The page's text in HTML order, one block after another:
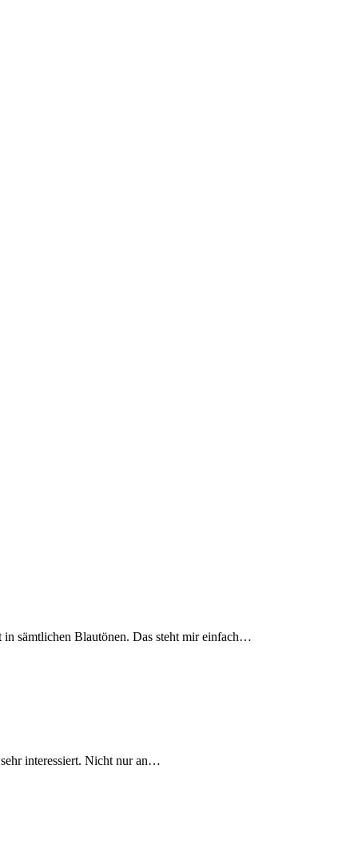
in sämtlichen Blautönen. Das steht mir einfach…
interessiert. Nicht nur an…